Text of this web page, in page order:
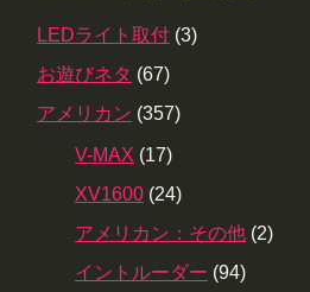
LEDライト取付 (3)
お遊びネタ (67)
アメリカン (357)
V-MAX (17)
XV1600 (24)
アメリカン：その他 (2)
イントルーダー (94)